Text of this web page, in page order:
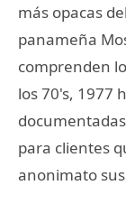
más opacas
panameña
comprenden
los 70's, 1977
para clientes
anonimato